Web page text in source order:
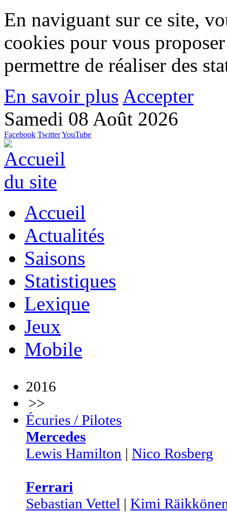
En naviguant sur ce site,
cookies pour vous
permettre de réaliser des
En savoir plus Accepter
Samedi 08 Août 2026
Facebook TwitterYouTube
Accueil
Actualités
Saisons
Statistiques
Lexique
Jeux
Mobile
2016
>>
Écuries / Pilotes
Mercedes
Lewis Hamilton | Nico Rosberg
Ferrari
Sebastian Vettel | Kimi